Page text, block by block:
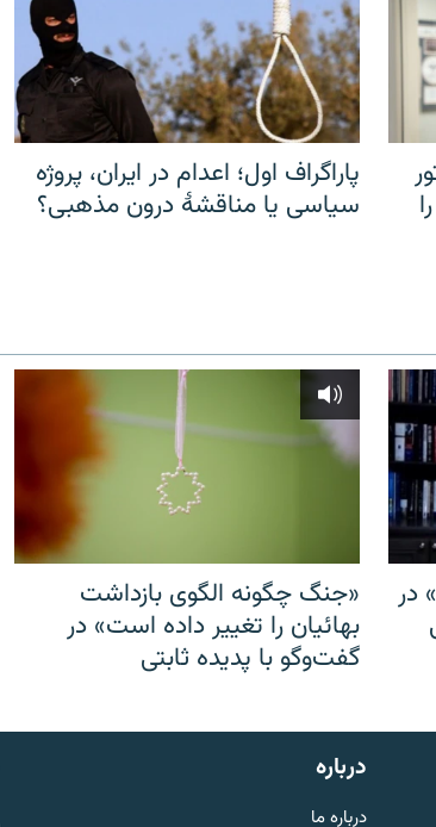
پاراگراف اول؛ اعدام در ایران، پروژه
سیاسی یا مناقشهٔ درون مذهبی؟
در
«جنگ چگونه الگوی بازداشت
بهائیان را تغییر داده است» در
گفت‌وگو با پدیده ثابتی
درباره
درباره ما